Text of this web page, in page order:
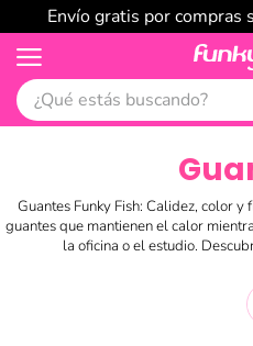
Envío gratis por
¿Qué estás buscando?
Guantes Funky Fish: Calidez, color
guantes que mantienen el calor
la oficina o el estudio.